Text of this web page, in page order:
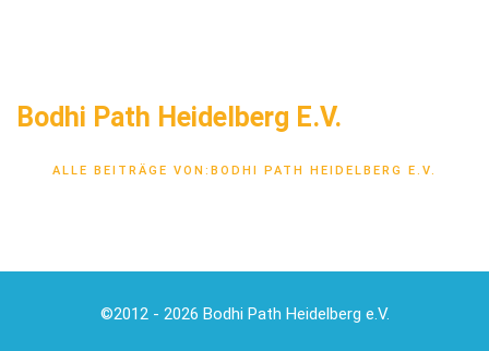
Bodhi Path Heidelberg E.V.
ALLE BEITRÄGE VON:BODHI PATH HEIDELBERG E.V.
©2012 - 2026 Bodhi Path Heidelberg e.V.